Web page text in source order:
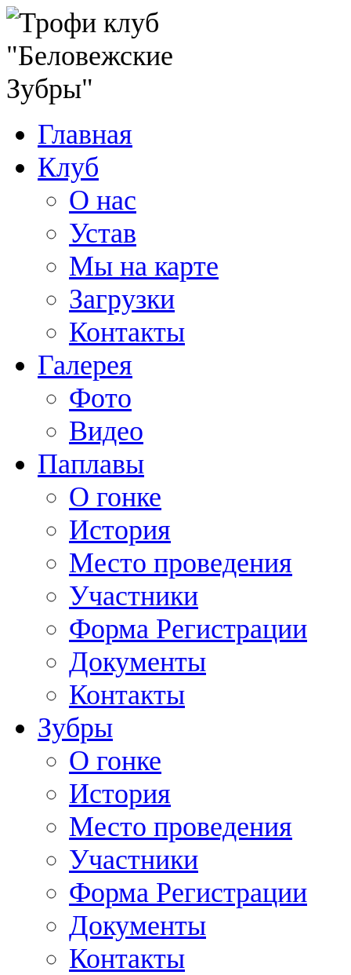
Главная
Клуб
О нас
Устав
Мы на карте
Загрузки
Контакты
Галерея
Фото
Видео
Паплавы
О гонке
История
Место проведения
Участники
Форма Регистрации
Документы
Контакты
Зубры
О гонке
История
Место проведения
Участники
Форма Регистрации
Документы
Контакты